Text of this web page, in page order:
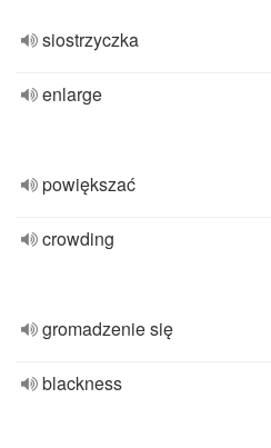
siostrzyczka
enlarge
powiększać
crowding
gromadzenie się
blackness